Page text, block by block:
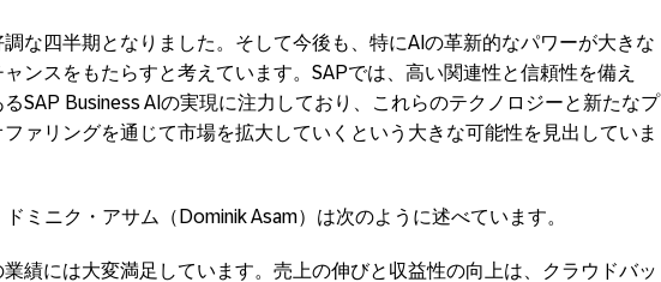
調な四半期となりました。そして今後も、特にAIの革新的なパワーが大きな
ャンスをもたらすと考えています。SAPでは、高い関連性と信頼性を備え
SAP Business AIの実現に注力しており、これらのテクノロジーと新たなプ
ファリングを通じて市場を拡大していくという大きな可能性を見出していま
ドミニク・アサム（Dominik Asam）は次のように述べています。
業績には大変満足しています。売上の伸びと収益性の向上は、クラウドバッ